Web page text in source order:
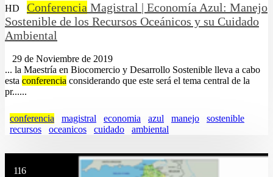
HD Conferencia Magistral | Economía Azul: Manejo
Sostenible de los Recursos Oceánicos y su Cuidado
Ambiental
29 de Noviembre de 2019
... la Maestría en Biocomercio y Desarrollo Sostenible lleva a cabo
esta conferencia considerando que este será el tema central de la
pr......
conferencia magistral economia azul manejo
sostenible
recursos
oceanicos cuidado ambiental
116